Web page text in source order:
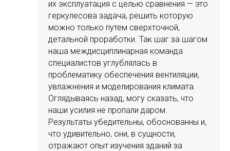
их эксплуатация с целью сравнения — это
геркулесова задача, решить которую
можно только путем сверхточной,
детальной проработки. Так шаг за шагом
наша междисциплинарная команда
специалистов углублялась в
проблематику обеспечения вентиляции,
увлажнения и моделирования климата.
Оглядываясь назад, могу сказать, что
наши усилия не пропали даром.
Результаты убедительны, обоснованны и,
что удивительно, они, в сущности,
отражают опыт изучения зданий за